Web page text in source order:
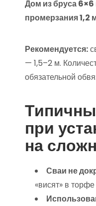
Дом из бруса
промерзания 1,2
Рекомендуется:
— 1,5–2 м.
обязательной
при
на
Сваи не
«висят» в